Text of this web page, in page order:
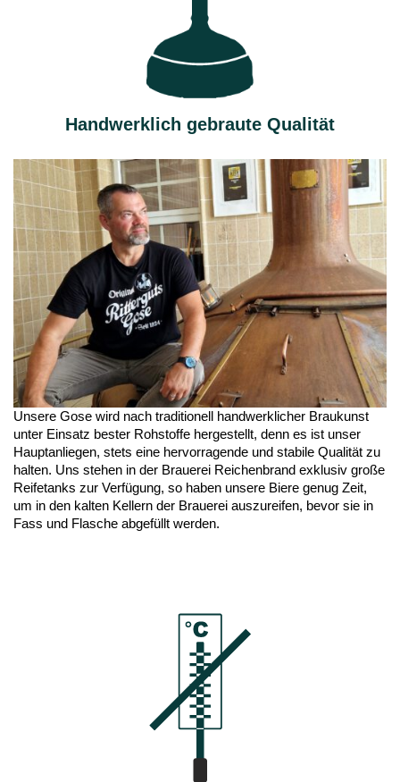
Handwerklich gebraute Qualität
Unsere Gose wird nach traditionell handwerklicher Braukunst
unter Einsatz bester Rohstoffe hergestellt, denn es ist unser
Hauptanliegen, stets eine hervorragende und stabile Qualität zu
halten. Uns stehen in der Brauerei Reichenbrand exklusiv große
Reifetanks zur Verfügung, so haben unsere Biere genug Zeit,
um in den kalten Kellern der Brauerei auszureifen, bevor sie in
Fass und Flasche abgefüllt werden.